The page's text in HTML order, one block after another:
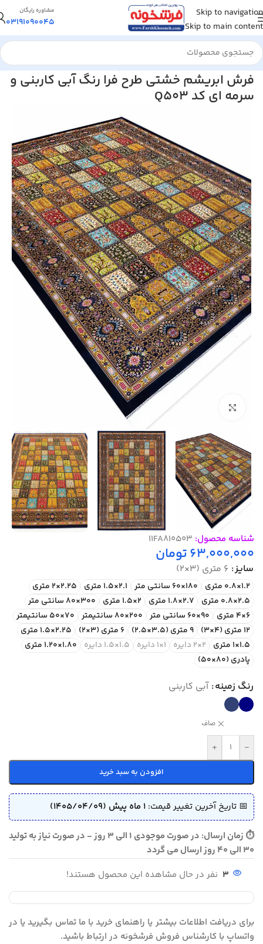
Skip to navigation
Skip to main content
مشاوره رایگان
03191090045
خانه/فرش ماشینی/فرش ابریشم و پشم
فرش ابریشم خشتی طرح فرا رنگ آبی کاربنی و
سرمه ای کد Q503
بزرگنمایی تصویر
شناسه محصول: 11FA810503
63,000,000تومان
سایز 6 متری (3×2)
1.2×0.8 متری 180×60 سانتی متر 2.1×1.5 متری
2.25×2 متری
2.5×0.8 متری
2.7×1.8 متری 2×1.5 متری
300×80 سانتی متر
6×4 متری
90×60 سانتی متر 200×80 سانتیمتر
70×50 سانتیمتر
12 متری (4×3)
9 متری (3.5×2.5) 6 متری (3×2)
2.25×1.5 متری
1.5×1 متری
2×2 دایره 1×1 دایره 1.5×1.5 دایره
1.80×1.20 متری
پادری (80×50)
رنگ زمینه آبی کاربنی
صاف
-
+
افزودن به سبد خرید
📅 تاریخ آخرین تغییر قیمت: 1 ماه پیش (1405/04/09)
⏱ زمان ارسال: در صورت موجودی 1 الی 3 روز - در صورت نیاز به تولید
30 الی 40 روز ارسال می گردد
3 نفر در حال مشاهده این محصول هستند!
برای دریافت اطلاعات بیشتر یا راهنمای خرید با ما تماس بگیرید یا در
واتساپ با کارشناس فروش فرشخونه در ارتباط باشید.